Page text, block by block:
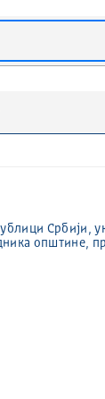
Србији,
општине,